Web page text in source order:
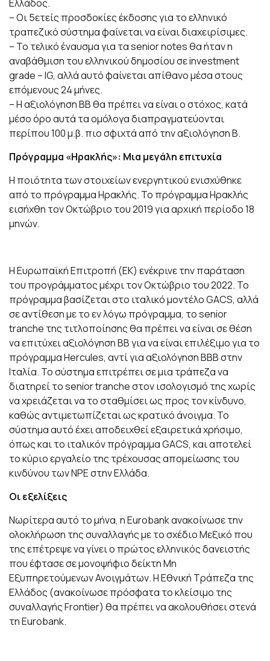
Ελλάδος.
– Οι 5ετείς προσδοκίες έκδοσης για το ελληνικό
τραπεζικό σύστημα φαίνεται να είναι διαχειρίσιμες.
– Το τελικό έναυσμα για τα senior notes θα ήταν η
αναβάθμιση του ελληνικού δημοσίου σε investment
grade – IG, αλλά αυτό φαίνεται απίθανο μέσα στους
επόμενους 24 μήνες.
– Η αξιολόγηση ΒΒ θα πρέπει να είναι ο στόχος, κατά
μέσο όρο αυτά τα ομόλογα διαπραγματεύονται
περίπου 100 μ.β. πιο σφιχτά από την αξιολόγηση Β.
Πρόγραμμα «Ηρακλής»: Μια μεγάλη επιτυχία
Η ποιότητα των στοιχείων ενεργητικού ενισχύθηκε
από το πρόγραμμα Ηρακλής. Το πρόγραμμα Ηρακλής
εισήχθη τον Οκτώβριο του 2019 για αρχική περίοδο 18
μηνών.
Η Ευρωπαϊκή Επιτροπή (ΕΚ) ενέκρινε την παράταση
του προγράμματος μέχρι τον Οκτώβριο του 2022. Το
πρόγραμμα βασίζεται στο ιταλικό μοντέλο GACS, αλλά
σε αντίθεση με το εν λόγω πρόγραμμα, το senior
tranche της τιτλοποίησης θα πρέπει να είναι σε θέση
να επιτύχει αξιολόγηση ΒΒ για να είναι επιλέξιμο για το
πρόγραμμα Hercules, αντί για αξιολόγηση ΒΒΒ στην
Ιταλία. Το σύστημα επιτρέπει σε μια τράπεζα να
διατηρεί το senior tranche στον ισολογισμό της χωρίς
να χρειάζεται να το σταθμίσει ως προς τον κίνδυνο,
καθώς αντιμετωπίζεται ως κρατικό άνοιγμα. Το
σύστημα αυτό έχει αποδειχθεί εξαιρετικά χρήσιμο,
όπως και το ιταλικόv πρόγραμμα GACS, και αποτελεί
το κύριο εργαλείο της τρέχουσας απομείωσης του
κινδύνου των NPE στην Ελλάδα.
Οι εξελίξεις
Νωρίτερα αυτό το μήνα, η Eurobank ανακοίνωσε την
ολοκλήρωση της συναλλαγής με το σχέδιο Μεξικό που
της επέτρεψε να γίνει ο πρώτος ελληνικός δανειστής
που έφτασε σε μονοψήφιο δείκτη Μη
Εξυπηρετούμενων Ανοιγμάτων. Η Εθνική Τράπεζα της
Ελλάδος (ανακοίνωσε πρόσφατα το κλείσιμο της
συναλλαγής Frontier) θα πρέπει να ακολουθήσει στενά
τη Eurobank.